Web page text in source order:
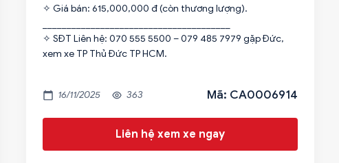
✧ Giá bán: 615,000,000 đ (còn thương lượng).
✧ SĐT Liên hệ: 070 555 5500 – 079 485 7979 gặp Đức,
xem xe TP Thủ Đức TP HCM.
16/11/2025 363 Mã: CA0006914
Liên hệ xem xe ngay